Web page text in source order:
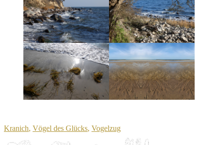
Kranich, Vögel des Glücks, Vogelzug